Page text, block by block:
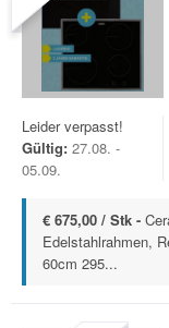
Leider verpasst!
Gültig: 27.08. -
05.09.
€ 675,00 / Stk -
Edelstahlrahmen,
60cm 295...